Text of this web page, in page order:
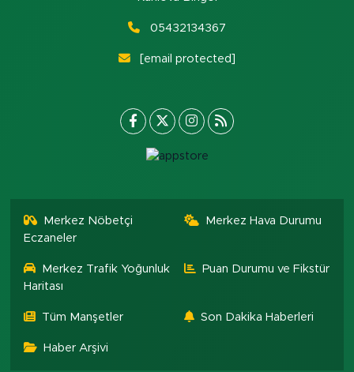
05432134367
[email protected]
Merkez Nöbetçi
Eczaneler
Merkez Hava Durumu
Merkez Trafik Yoğunluk
Haritası
Puan Durumu ve Fikstür
Tüm Manşetler Son Dakika Haberleri
Haber Arşivi